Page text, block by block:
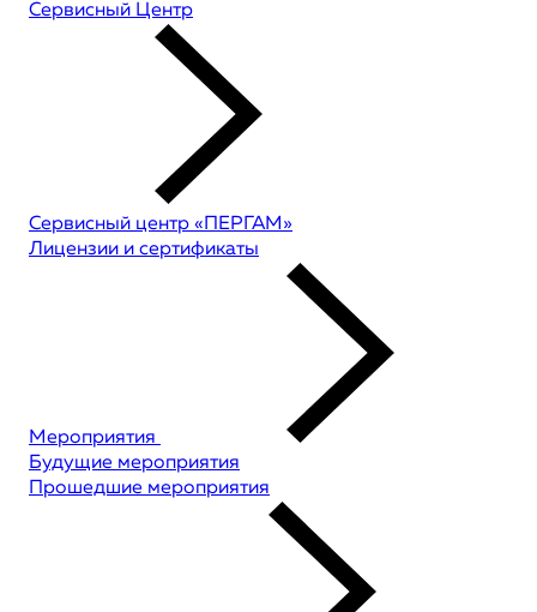
Сервисный Центр
Сервисный центр «ПЕРГАМ»
Лицензии и сертификаты
Мероприятия
Будущие мероприятия
Прошедшие мероприятия